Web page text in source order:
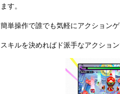
ます。
簡単操作で誰でも気軽にアクション
スキルを決めればド派手なアクショ